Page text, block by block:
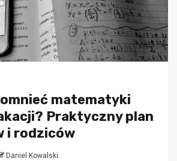
matematyki
Praktyczny plan
i rodziców
Daniel Kowalski